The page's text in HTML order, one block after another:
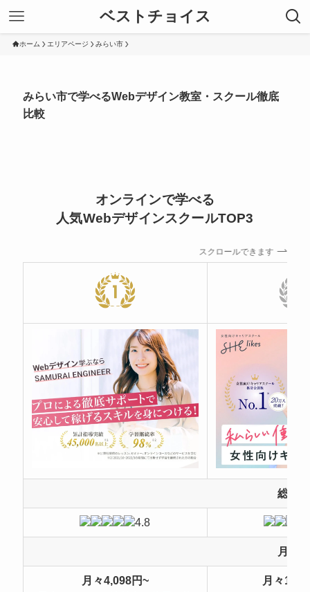
ベストチョイス
ホーム エリアページ みらい市
みらい市で学べるWebデザイン教室・スクール徹底
比較
オンラインで学べる
人気WebデザインスクールTOP3
スクロールできます
総合
4.8
月額
月々4,098円~ 月々